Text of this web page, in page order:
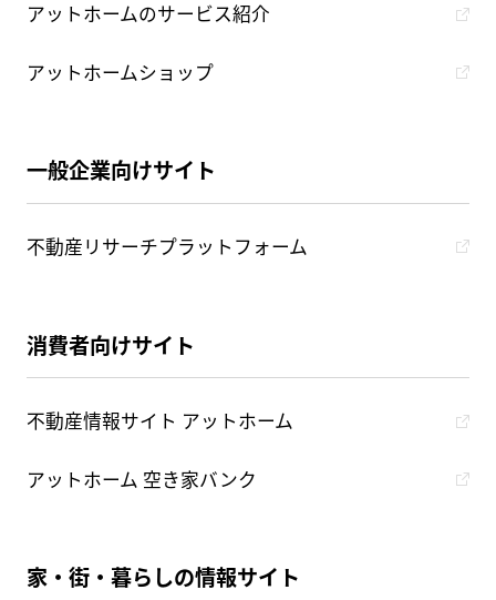
アットホームのサービス紹介
アットホームショップ
一般企業向けサイト
不動産リサーチプラットフォーム
消費者向けサイト
不動産情報サイト アットホーム
アットホーム 空き家バンク
家・街・暮らしの情報サイト